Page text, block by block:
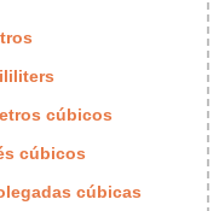
cúbicos
cúbicos
cúbicas